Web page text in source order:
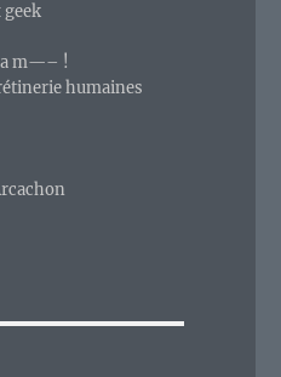
geek
m—– !
humaines